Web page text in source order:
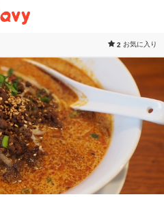
2 お気に入り